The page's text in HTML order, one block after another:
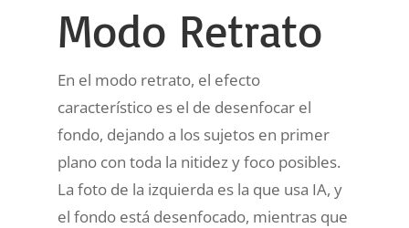
Modo Retrato
En el modo retrato, el efecto
característico es el de desenfocar el
fondo, dejando a los sujetos en primer
plano con toda la nitidez y foco posibles.
La foto de la izquierda es la que usa IA, y
el fondo está desenfocado, mientras que